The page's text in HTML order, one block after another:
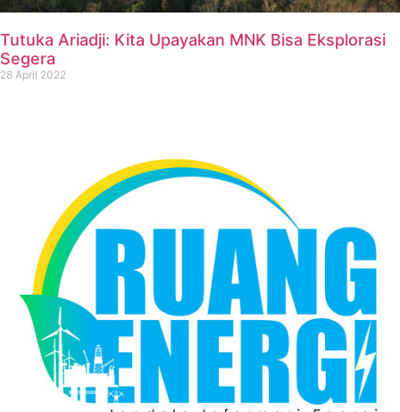
Tutuka Ariadji: Kita Upayakan MNK Bisa Eksplorasi
Segera
28 April 2022